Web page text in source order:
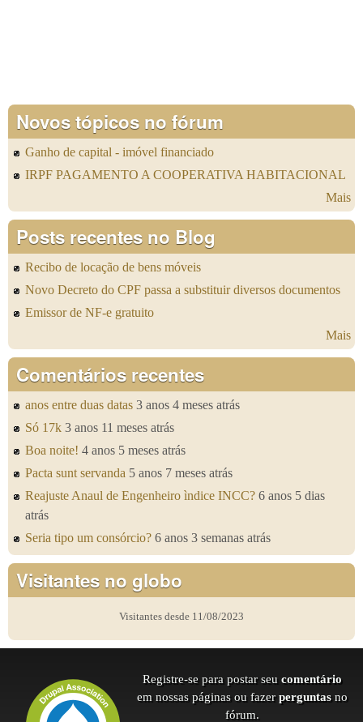
Novos tópicos no fórum
Ganho de capital - imóvel financiado
IRPF PAGAMENTO A COOPERATIVA HABITACIONAL
Mais
Posts recentes no Blog
Recibo de locação de bens móveis
Novo Decreto do CPF passa a substituir diversos documentos
Emissor de NF-e gratuito
Mais
Comentários recentes
anos entre duas datas 3 anos 4 meses atrás
Só 17k 3 anos 11 meses atrás
Boa noite! 4 anos 5 meses atrás
Pacta sunt servanda 5 anos 7 meses atrás
Reajuste Anaul de Engenheiro ìndice INCC? 6 anos 5 dias
atrás
Seria tipo um consórcio? 6 anos 3 semanas atrás
Visitantes no globo
Visitantes desde 11/08/2023
Registre-se para postar seu comentário
em nossas páginas ou fazer perguntas no
fórum.